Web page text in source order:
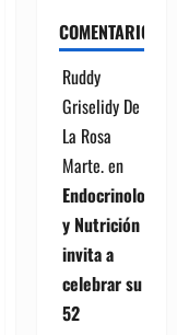
COMENTARIOS
Ruddy
Griselidy De
La Rosa
Marte.en
Endocrinología
y Nutrición
invita a
celebrar su
52